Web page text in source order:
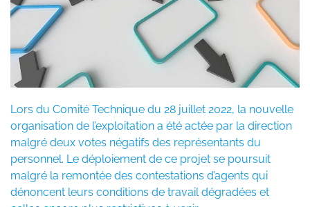
Lors du Comité Technique du 28 juillet 2022, la nouvelle
organisation de l’exploitation a été actée par la direction
malgré deux votes négatifs des représentants du
personnel. Le déploiement de ce projet se poursuit
malgré la remontée des contestations d’agents qui
dénoncent leurs conditions de travail dégradées et